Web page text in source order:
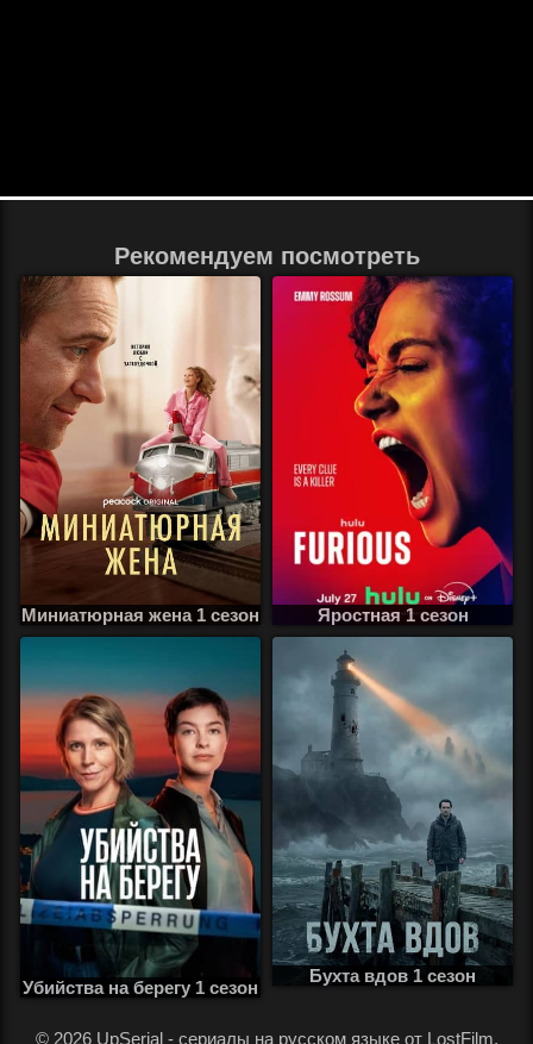
Рекомендуем посмотреть
Миниатюрная жена 1 сезон Яростная 1 сезон
Убийства на берегу 1 сезон
Бухта вдов 1 сезон
© 2026 UpSerial - сериалы на русском языке от LostFilm,